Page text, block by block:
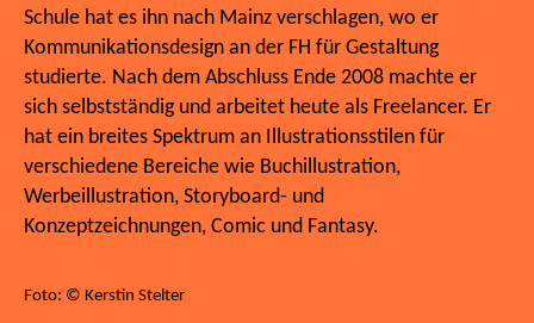
Schule hat es ihn nach Mainz verschlagen, wo er
Kommunikationsdesign an der FH für Gestaltung
studierte. Nach dem Abschluss Ende 2008 machte er
sich selbstständig und arbeitet heute als Freelancer. Er
hat ein breites Spektrum an Illustrationsstilen für
verschiedene Bereiche wie Buchillustration,
Werbeillustration, Storyboard- und
Konzeptzeichnungen, Comic und Fantasy.
Foto: © Kerstin Stelter